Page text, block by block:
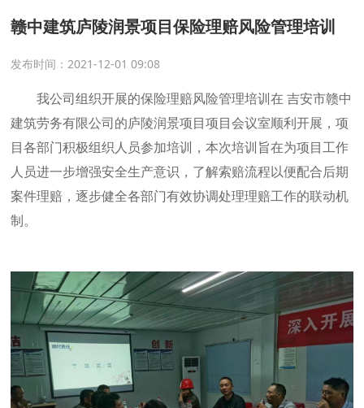
赣中建筑庐陵润景项目保险理赔风险管理培训
发布时间：2021-12-01 09:08
我公司组织开展的保险理赔风险管理培训在 吉安市赣中
建筑劳务有限公司的庐陵润景项目项目会议室顺利开展，项
目各部门积极组织人员参加培训，本次培训旨在为项目工作
人员进一步增强安全生产意识，了解索赔流程以便配合后期
案件理赔，逐步健全各部门有效协调处理理赔工作的联动机
制。